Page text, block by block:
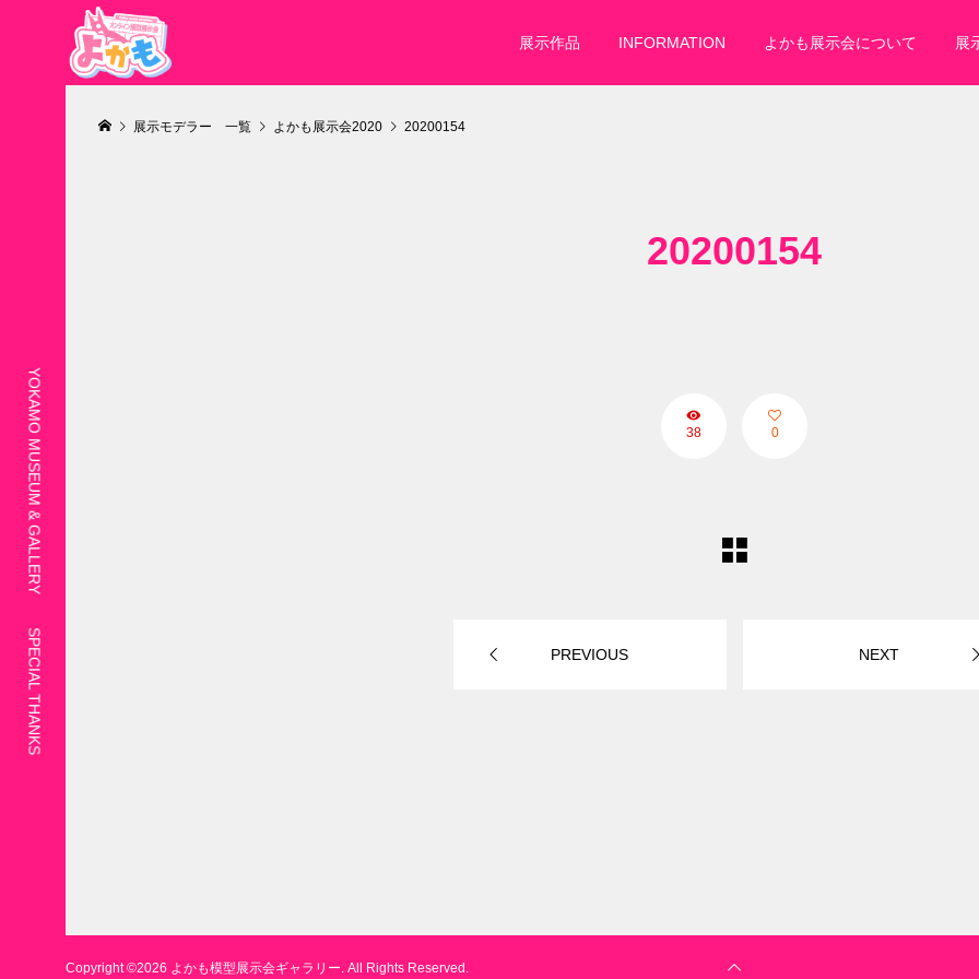
展示作品 INFORMATION よかも展示会について 展
SPECIAL THANKS
展示モデラー 一覧 よかも展示会2020 20200154
20200154
38 0
PREVIOUS NEXT
Copyright ©2026 よかも模型展示会ギャラリー. All Rights Reserved.